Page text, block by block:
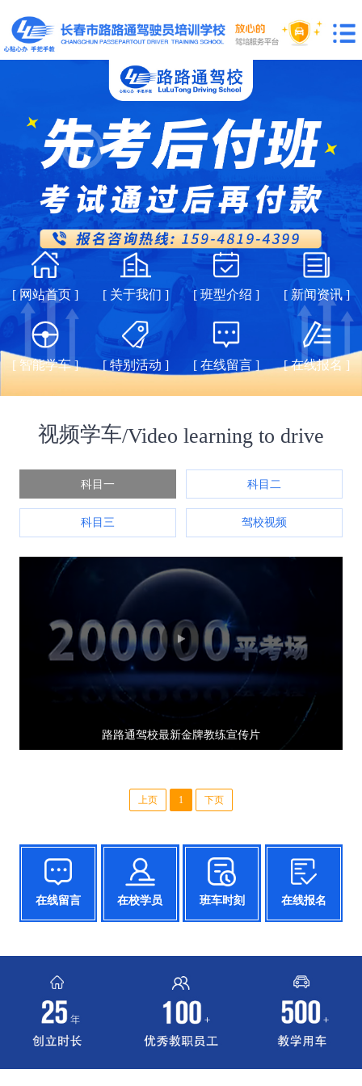
[ 网站首页 ] [ 关于我们 ] [ 班型介绍 ] [ 新闻资讯 ]
[ 智能学车 ] [ 特别活动 ] [ 在线留言 ] [ 在线报名 ]
视频学车/Video learning to drive
科目一 科目二
科目三 驾校视频
路路通驾校最新金牌教练宣传片
上页 1 下页
在线留言 在校学员 班车时刻 在线报名